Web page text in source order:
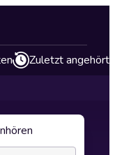
Zuletzt angehört